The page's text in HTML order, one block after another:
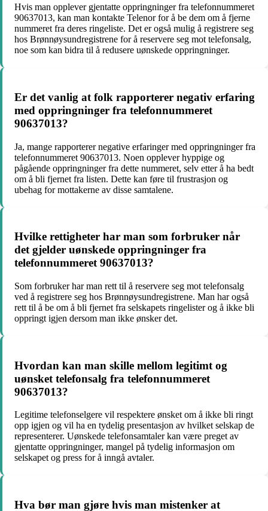
Hvis man opplever gjentatte oppringninger fra telefonnummeret
90637013, kan man kontakte Telenor for å be dem om å fjerne
nummeret fra deres ringeliste. Det er også mulig å registrere seg
hos Brønnøysundregistrene for å reservere seg mot telefonsalg,
noe som kan bidra til å redusere uønskede oppringninger.
Er det vanlig at folk rapporterer negativ erfaring
med oppringninger fra telefonnummeret
90637013?
Ja, mange rapporterer negative erfaringer med oppringninger fra
telefonnummeret 90637013. Noen opplever hyppige og
pågående oppringninger fra dette nummeret, selv etter å ha bedt
om å bli fjernet fra listen. Dette kan føre til frustrasjon og
ubehag for mottakerne av disse samtalene.
Hvilke rettigheter har man som forbruker når
det gjelder uønskede oppringninger fra
telefonnummeret 90637013?
Som forbruker har man rett til å reservere seg mot telefonsalg
ved å registrere seg hos Brønnøysundregistrene. Man har også
rett til å be om å bli fjernet fra selskapets ringelister og å ikke bli
oppringt igjen dersom man ikke ønsker det.
Hvordan kan man skille mellom legitimt og
uønsket telefonsalg fra telefonnummeret
90637013?
Legitime telefonselgere vil respektere ønsket om å ikke bli ringt
opp igjen og vil ha en tydelig presentasjon av hvilket selskap de
representerer. Uønskede telefonsamtaler kan være preget av
gjentatte oppringninger, mangel på tydelig informasjon om
selskapet og press for å inngå avtaler.
Hva bør man gjøre hvis man mistenker at